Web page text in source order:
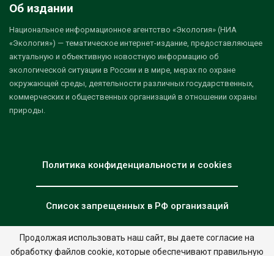
Об издании
Национальное информационное агентство «Экология» (НИА
«Экология») — тематическое интернет-издание, предоставляющее
актуальную и объективную новостную информацию об
экологической ситуации в России и в мире, мерах по охране
окружающей среды, деятельности различных государственных,
коммерческих и общественных организаций в отношении охраны
природы.
Политика конфиденциальности и cookies
Список запрещенных в РФ организаций
Продолжая использовать наш сайт, вы даете согласие на
обработку файлов cookie, которые обеспечивают правильную